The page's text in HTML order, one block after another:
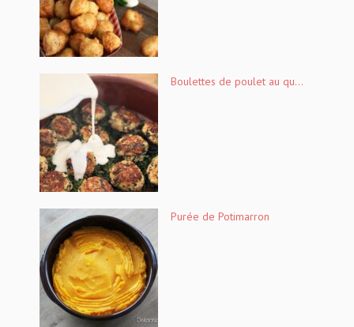
Boulettes de poulet au qu...
Purée de Potimarron